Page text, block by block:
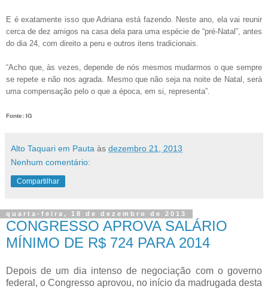
E é exatamente isso que Adriana está fazendo. Neste ano, ela vai reunir
cerca de dez amigos na casa dela para uma espécie de “pré-Natal”, antes
do dia 24, com direito a peru e outros itens tradicionais.
“Acho que, às vezes, depende de nós mesmos mudarmos o que sempre
se repete e não nos agrada. Mesmo que não seja na noite de Natal, será
uma compensação pelo o que a época, em si, representa”.
Fonte: IG
Alto Taquari em Pauta às dezembro 21, 2013
Nenhum comentário:
Compartilhar
quarta-feira, 18 de dezembro de 2013
CONGRESSO APROVA SALÁRIO
MÍNIMO DE R$ 724 PARA 2014
Depois de um dia intenso de negociação com o governo
federal, o Congresso aprovou, no início da madrugada desta